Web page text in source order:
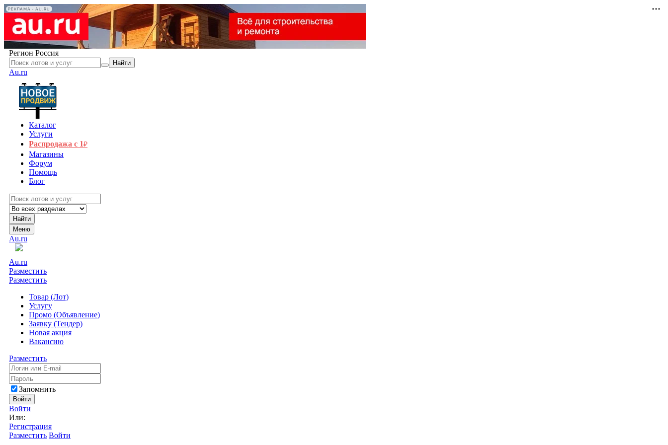
РЕКЛАМА • AU.RU
Регион Россия
Найти
Au.ru
Каталог
Услуги
Распродажа с 1₽
Магазины
Форум
Помощь
Блог
Найти
Меню
Au.ru
Au.ru
Разместить
Разместить
Товар (Лот)
Услугу
Промо (Объявление)
Заявку (Тендер)
Новая акция
Вакансию
Разместить
Запомнить
Войти
Войти
Или:
Регистрация
Разместить Войти